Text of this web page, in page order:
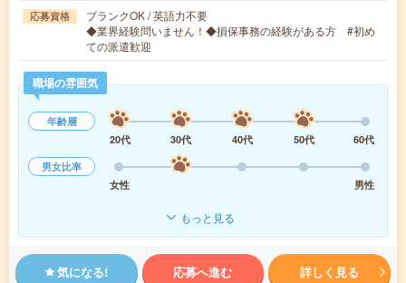
応募資格
ブランクOK / 英語力不要
◆業界経験問いません！◆損保事務の経験がある方 #初め
ての派遣歓迎
職場の雰囲気
年齢層
20代
30代 40代 50代
60代
男女比率
女性
男性
もっと見る
気になる! 応募へ進む 詳しく見る